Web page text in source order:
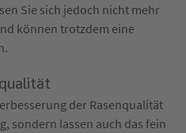
Sie sich jedoch nicht mehr
können trotzdem eine
der Rasenqualität
sondern lassen auch das fein